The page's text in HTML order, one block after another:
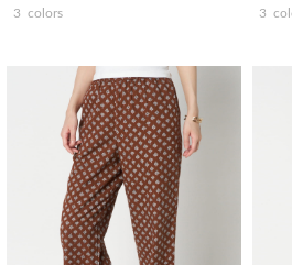
3 colors 3